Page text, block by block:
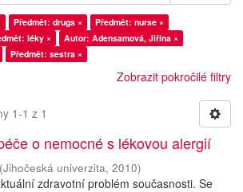
Předmět: drugs ×
Předmět: nurse ×
léky ×
Autor: Adensamová, Jiřina ×
Předmět: sestra ×
Zobrazit pokročilé filtry
1-1 z 1
o nemocné s lékovou alergií
(Jihočeská univerzita, 2010)
zdravotní problém současnosti. Se